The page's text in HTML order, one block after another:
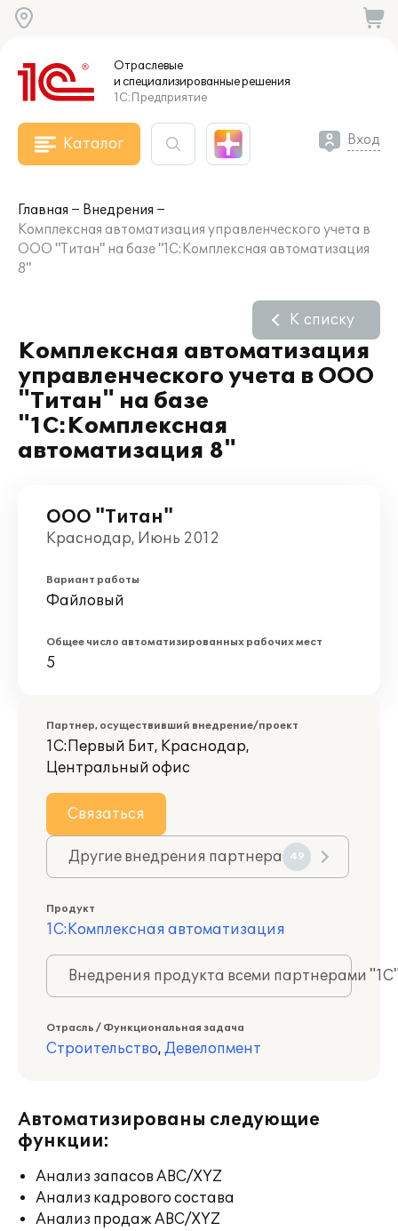
Отраслевые
и специализированныерешения
1С:Предприятие
Каталог Вход
Главная
Внедрения
Комплексная автоматизация управленческого учета в
ООО "Титан" на базе "1С:Комплексная автоматизация
8"
Комплексная автоматизация
управленческого учета в ООО
"Титан" на базе
"1С:Комплексная
автоматизация 8"
К списку
ООО "Титан"
Краснодар, Июнь 2012
Вариант работы
Файловый
Общее число автоматизированных рабочих мест
5
Партнер, осуществивший внедрение/проект
1С:Первый Бит, Краснодар,
Центральный офис
Связаться
Другие внедрения партнера 49
Продукт
1С:Комплексная автоматизация
Внедрения продукта всеми партнерами
Отрасль / Функциональная задача
Строительство, Девелопмент
Автоматизированы следующие
функции:
Анализ запасов ABC/XYZ
Анализ кадрового состава
Анализ продаж ABC/XYZ